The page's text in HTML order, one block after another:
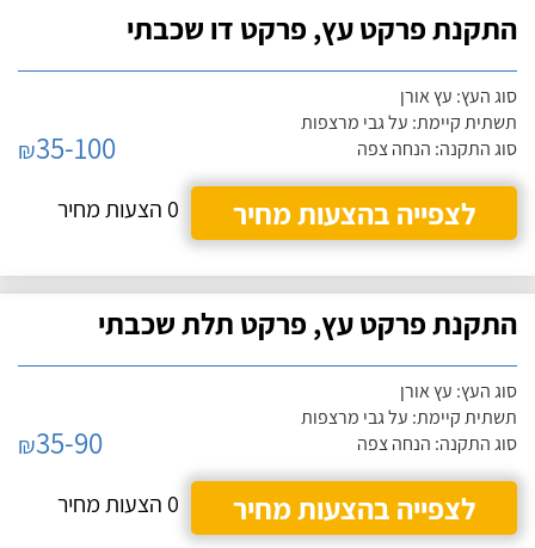
התקנת פרקט עץ, פרקט דו שכבתי
סוג העץ: עץ אורן
תשתית קיימת: על גבי מרצפות
סוג התקנה: הנחה צפה
₪35-100
לצפייה בהצעות מחיר
0 הצעות מחיר
התקנת פרקט עץ, פרקט תלת שכבתי
סוג העץ: עץ אורן
תשתית קיימת: על גבי מרצפות
סוג התקנה: הנחה צפה
₪35-90
לצפייה בהצעות מחיר
0 הצעות מחיר